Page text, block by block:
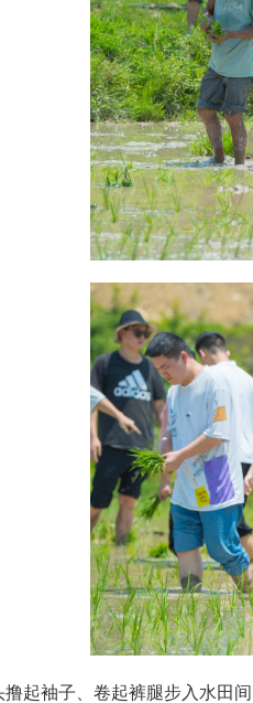
起袖子、卷起裤腿步入水田